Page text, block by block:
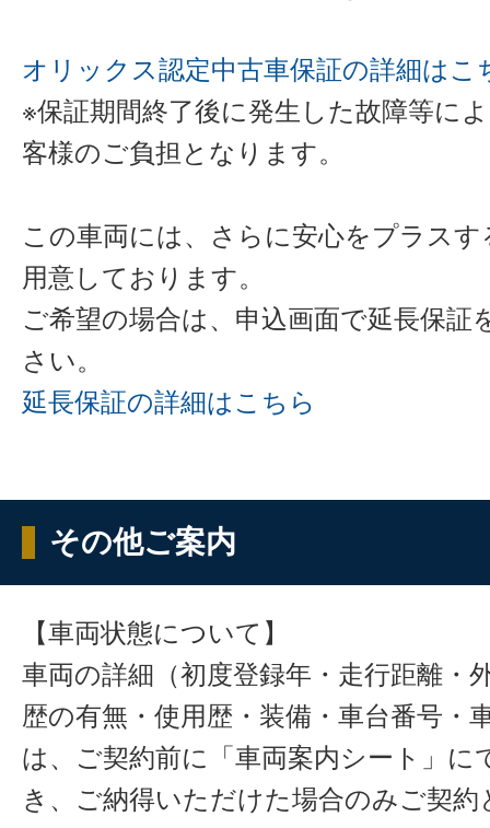
オリックス認定中古車保証の詳細はこ
※保証期間終了後に発生した故障等に
客様のご負担となります。
この車両には、さらに安心をプラス
用意しております。
ご希望の場合は、申込画面で延長保証
さい。
延長保証の詳細はこちら
その他ご案内
【車両状態について】
車両の詳細（初度登録年・走行距離・
歴の有無・使用歴・装備・車台番号・
は、ご契約前に「車両案内シート」に
き、ご納得いただけた場合のみご契約